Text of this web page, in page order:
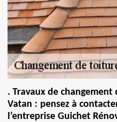
. Travaux de
Vatan : pensez à
l’entreprise Guichet